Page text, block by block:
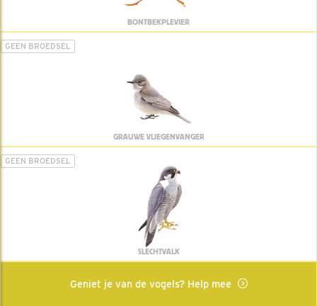
BONTBEKPLEVIER
GEEN BROEDSEL
GRAUWE VLIEGENVANGER
GEEN BROEDSEL
SLECHTVALK
Geniet je van de vogels? Help mee